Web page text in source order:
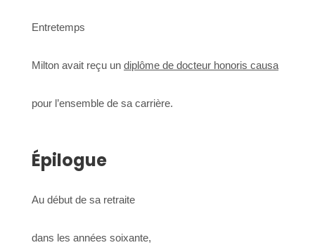
Entretemps
Milton avait reçu un diplôme de docteur honoris causa
pour l’ensemble de sa carrière.
Épilogue
Au début de sa retraite
dans les années soixante,